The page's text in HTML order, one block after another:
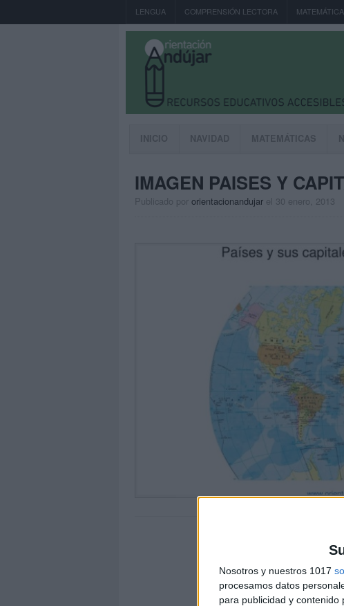
Nosotros y nuestros 1017
procesamos datos
para publicidad y
LENGUA COMPRENSIÓN LECTORA
INICIO NAVIDAD MATEMÁTICAS
IMAGEN PAISES Y
Publicado por orientacionandujar el 30 enero, 2013